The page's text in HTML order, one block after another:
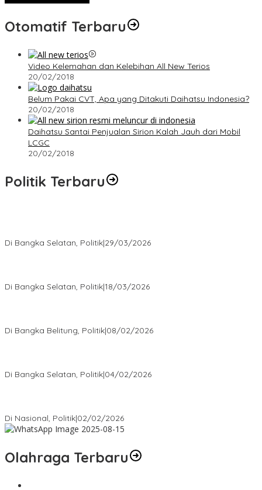
Otomatif Terbaru
Video Kelemahan dan Kelebihan All New Terios
20/02/2018
Belum Pakai CVT, Apa yang Ditakuti Daihatsu Indonesia?
20/02/2018
Daihatsu Santai Penjualan Sirion Kalah Jauh dari Mobil
LCGC
20/02/2018
Politik Terbaru
Di Bangka Selatan, Politik|29/03/2026
Di Bangka Selatan, Politik|18/03/2026
Di Bangka Belitung, Politik|08/02/2026
Di Bangka Selatan, Politik|04/02/2026
Di Nasional, Politik|02/02/2026
Olahraga Terbaru